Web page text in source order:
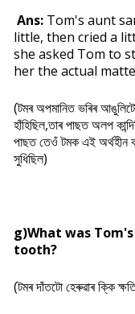
Ans: Tom's aunt
little, then cried a
she asked Tom to
her the actual
(টমৰ অপমানিত ভৰিৰ
হাঁহিছিল,তাৰ পাছত অলপ
পাছত তেওঁ টমক এই অৰ্থহীন
সুধিছিল)
g)What was
tooth?
(টমৰ দাঁতটো হেৰুৱাৰ ক্কি